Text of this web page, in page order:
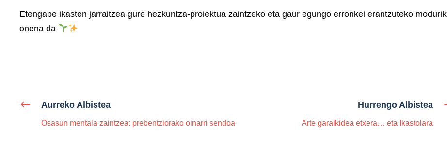
Etengabe ikasten jarraitzea gure hezkuntza-proiektua zaintzeko eta gaur egungo erronkei erantzuteko modurik
onena da
Aurreko Albistea
Osasun mentala zaintzea: prebentziorako oinarri sendoa
Hurrengo Albistea
Arte garaikidea etxera… eta Ikastolara